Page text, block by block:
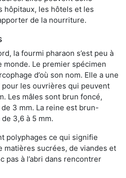
hôpitaux, les hôtels et les
de la nourriture.
la fourmi pharaon s’est peu à
monde. Le premier spécimen
d’où son nom. Elle a une
les ouvrières qui peuvent
Les mâles sont brun foncé,
3 mm. La reine est brun-
3,6 à 5 mm.
polyphages ce qui signifie
matières sucrées, de viandes et
pas à l’abri dans rencontrer